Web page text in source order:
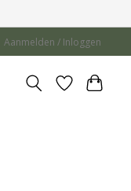
Aanmelden / Inloggen